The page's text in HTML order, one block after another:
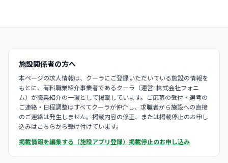
施設関係者の方へ
本ページの求人情報は、クーラにご登録いただいている施設の情報を
もとに、有料職業紹介事業者であるクーラ（運営: 株式会社フォニ
ム）が職業紹介の一環として掲載しています。ご応募の受付・選考の
ご連絡・日程調整はすべてクーラが仲介し、求職者から施設への直接
のご連絡は発生しません。掲載内容の修正、または掲載停止のお申し
込みはこちらから受け付けています。
掲載情報を編集する（施設アプリ登録） 掲載停止のお申し込み